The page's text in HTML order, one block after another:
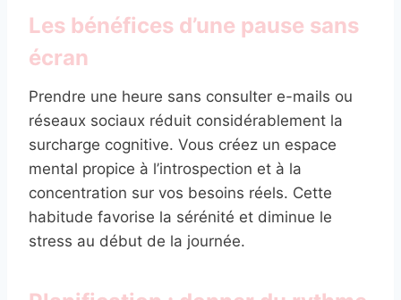
Les bénéfices d’une pause sans
écran
Prendre une heure sans consulter e-mails ou
réseaux sociaux réduit considérablement la
surcharge cognitive. Vous créez un espace
mental propice à l’introspection et à la
concentration sur vos besoins réels. Cette
habitude favorise la sérénité et diminue le
stress au début de la journée.